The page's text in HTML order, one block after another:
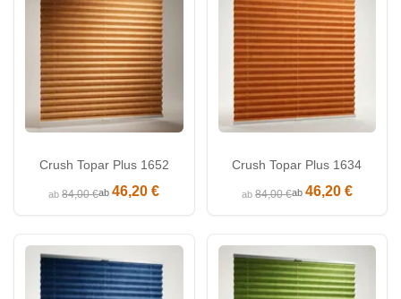
Crush Topar Plus 1652
ab84,00 €ab46,20 €
Crush Topar Plus 1634
ab84,00 €ab 46,20 €